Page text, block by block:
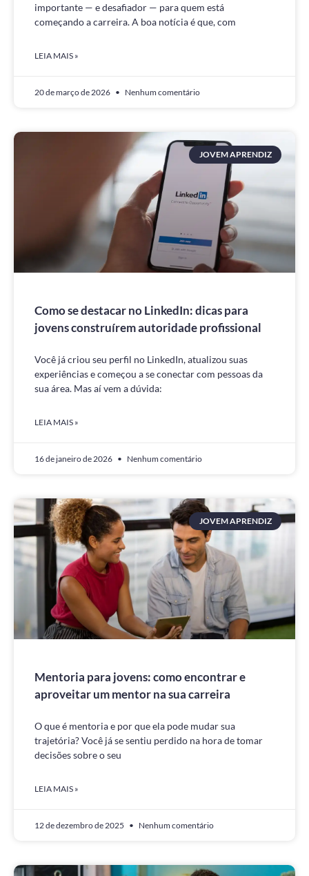
importante — e desafiador — para quem está
começando a carreira. A boa notícia é que, com
LEIA MAIS »
20 de março de 2026 Nenhum comentário
JOVEM APRENDIZ
Como se destacar no LinkedIn: dicas para
jovens construírem autoridade profissional
Você já criou seu perfil no LinkedIn, atualizou suas
experiências e começou a se conectar com pessoas da
sua área. Mas aí vem a dúvida:
LEIA MAIS »
16 de janeiro de 2026 Nenhum comentário
JOVEM APRENDIZ
Mentoria para jovens: como encontrar e
aproveitar um mentor na sua carreira
O que é mentoria e por que ela pode mudar sua
trajetória? Você já se sentiu perdido na hora de tomar
decisões sobre o seu
LEIA MAIS »
12 de dezembro de 2025 Nenhum comentário